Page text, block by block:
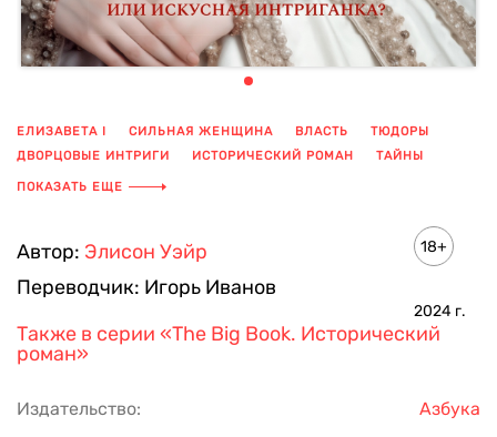
ЕЛИЗАВЕТА I СИЛЬНАЯ ЖЕНЩИНА ВЛАСТЬ
ТЮДОРЫ
ДВОРЦОВЫЕ ИНТРИГИ
ИСТОРИЧЕСКИЙ РОМАН
ТАЙНЫ
ЗАПРЕТНАЯ ЛЮБОВЬ
ПОКАЗАТЬ ЕЩЕ
Автор: Элисон Уэйр
Переводчик: Игорь Иванов
18+
2024 г.
Также в серии «The Big Book. Исторический
роман»
Издательство: Азбука